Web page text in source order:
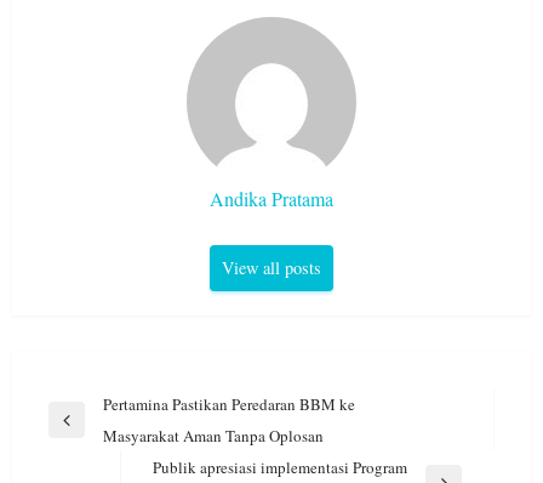
Andika Pratama
View all posts
Navigasi
Previous
Pertamina Pastikan Peredaran BBM ke
Masyarakat Aman Tanpa Oplosan
Publik apresiasi implementasi Program